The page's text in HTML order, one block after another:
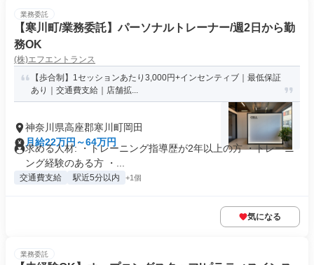
業務委託
【寒川町/業務委託】パーソナルトレーナー/週2日から勤
務OK
(株)エフエントランス
【歩合制】1セッションあたり3,000円+インセンティブ｜最低保証
あり｜交通費支給｜店舗拡...
神奈川県高座郡寒川町岡田
月給22万円～64万円
求める人材: ・トレーニング指導歴が2年以上の方 ・トレーニ
ング経験のある方 ・...
交通費支給 駅近5分以内 +1個
気になる
業務委託